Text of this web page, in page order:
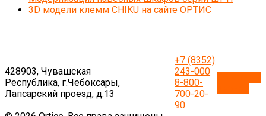
3D модели клемм CHIKU на сайте ОРТИС
428903, Чувашская
Республика, г.Чебоксары,
Лапсарский проезд, д.13
+7 (8352)
243-000
8-800-
700-20-
90